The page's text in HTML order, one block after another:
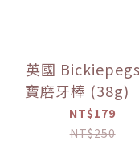
英國
寶磨牙棒 (38g)
惠限定】
NT$179
NT$250